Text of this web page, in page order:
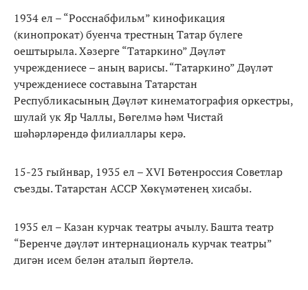
1934 ел – “Росснабфильм” кинофикация
(кинопрокат) буенча трестның Татар бүлеге
оештырыла. Хәзерге “Татаркино” Дәүләт
учреждениесе – аның варисы. “Татаркино” Дәүләт
учреждениесе составына Татарстан
Республикасының Дәүләт кинематография оркестры,
шулай ук Яр Чаллы, Бөгелмә һәм Чистай
шәһәрләрендә филиаллары керә.
15-23 гыйнвар, 1935 ел – XVI Бөтенроссия Советлар
съезды. Татарстан АССР Хөкүмәтенең хисабы.
1935 ел – Казан курчак театры ачылу. Башта театр
“Беренче дәүләт интернациональ курчак театры”
дигән исем белән аталып йөртелә.